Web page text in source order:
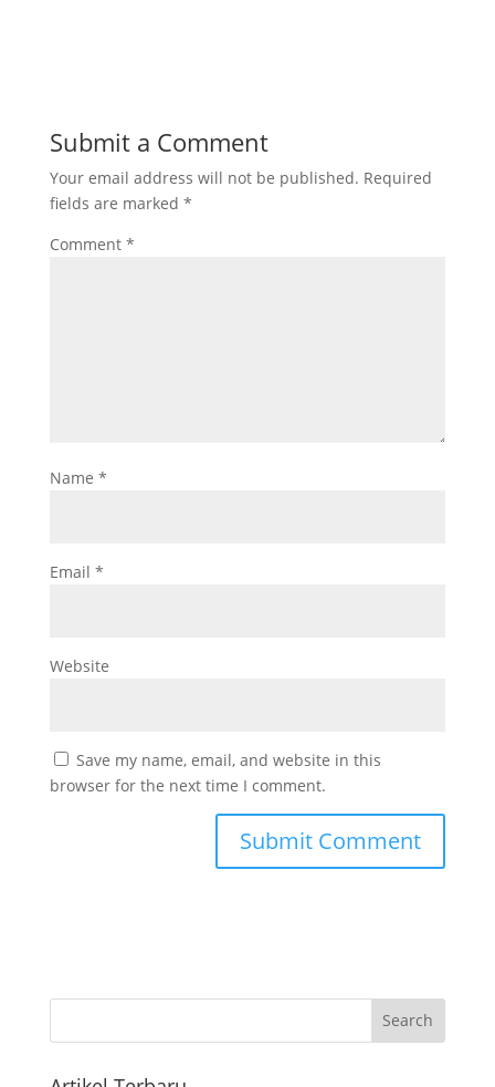
Submit a Comment
Your email address will not be published. Required
fields are marked *
Comment *
Name *
Email *
Website
Save my name, email, and website in this
browser for the next time I comment.